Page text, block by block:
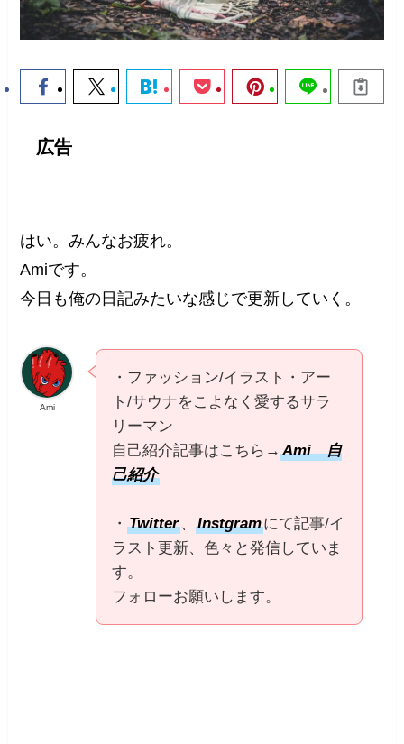
広告
はい。みんなお疲れ。
Amiです。
今日も俺の日記みたいな感じで更新していく。
Ami
・ファッション/イラスト・アー
ト/サウナをこよなく愛するサラ
リーマン
自己紹介記事はこちら→Ami 自
己紹介
・Twitter、Instgramにて記事/イ
ラスト更新、色々と発信していま
す。
フォローお願いします。